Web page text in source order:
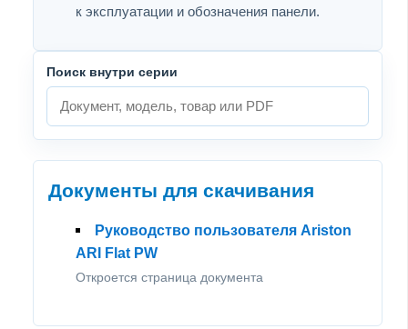
к эксплуатации и обозначения панели.
Поиск внутри серии
Документы для скачивания
Руководство пользователя Ariston
ARI Flat PW
Откроется страница документа